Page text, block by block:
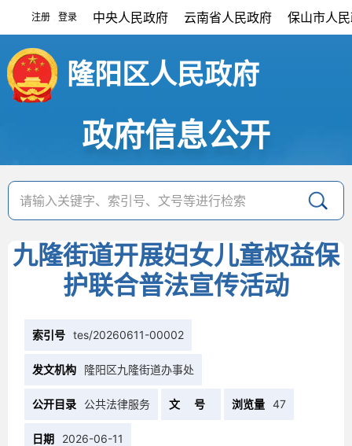
注册 登录 中央人民政府 云南省人民政府 保山市人
隆阳区人民政府
政府信息公开
九隆街道开展妇女儿童权益保
护联合普法宣传活动
索引号 tes/20260611-00002
发文机构 隆阳区九隆街道办事处
公开目录 公共法律服务 文 号 浏览量 47
日期 2026-06-11